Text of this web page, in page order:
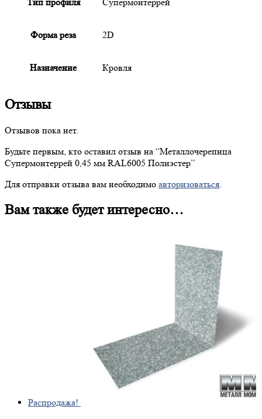
Форма реза 2D
Назначение Кровля
Отзывы
Отзывов пока нет.
Будьте первым, кто оставил отзыв на “Металлочерепица
Супермонтеррей 0,45 мм RAL6005 Полиэстер”
Для отправки отзыва вам необходимо авторизоваться
Вам также будет интересно…
Распродажа!